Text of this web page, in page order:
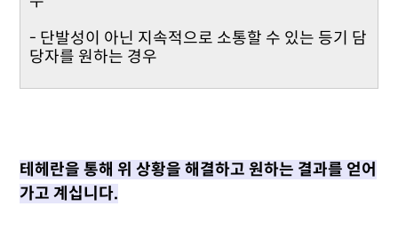
- 단발성이 아닌 지속적으로 소통할 수 있는 등기 담
당자를 원하는 경우
테헤란을 통해 위 상황을 해결하고 원하는 결과를 얻어
가고 계십니다.